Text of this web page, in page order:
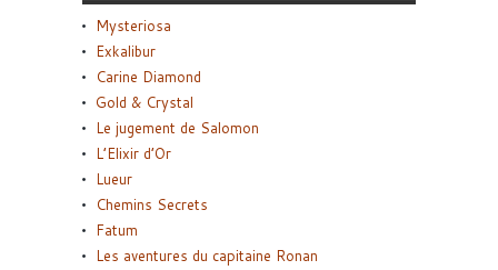
Mysteriosa
Exkalibur
Carine Diamond
Gold & Crystal
Le jugement de Salomon
L’Elixir d’Or
Lueur
Chemins Secrets
Fatum
Les aventures du capitaine Ronan